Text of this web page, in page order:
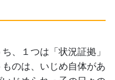
、１つは「状況証拠」
のは、いじめ自体があ